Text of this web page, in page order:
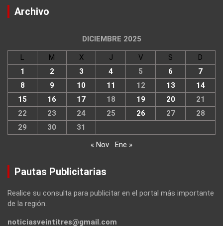
Archivo
DICIEMBRE 2025
L M X J V S
D
1
2 3 4 5 6
7
8
9 10 11 12 13
14
15
16 17 18 19 20
21
22
23 24 25 26 27
28
29
30
31
« Nov
Ene »
Pautas Publicitarias
Realice su consulta para publicitar en el portal más importante
de la región.
noticiasveintitres@gmail.com